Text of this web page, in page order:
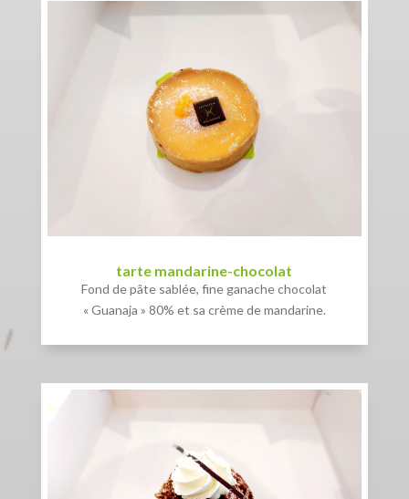
tarte mandarine-chocolat
Fond de pâte sablée, fine ganache chocolat
« Guanaja » 80% et sa crème de mandarine.